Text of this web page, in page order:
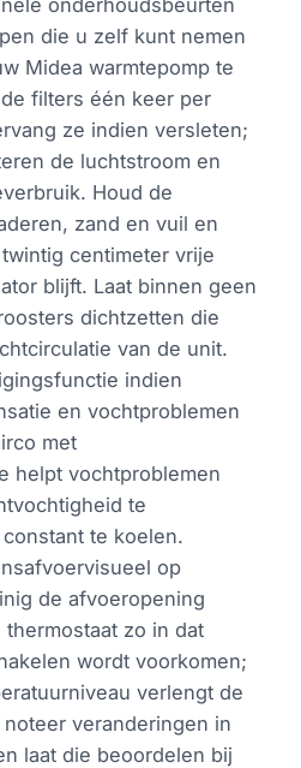
die u zelf kunt nemen
Midea warmtepomp te
filters één keer per
ze indien versleten;
de luchtstroom en
Houd de
zand en vuil en
centimeter vrije
blijft. Laat binnen geen
dichtzetten die
van de unit.
indien
en vochtproblemen
met
helpt vochtproblemen
te
te koelen.
op
de afvoeropening
zo in dat
wordt voorkomen;
verlengt de
veranderingen in
laat die beoordelen bij